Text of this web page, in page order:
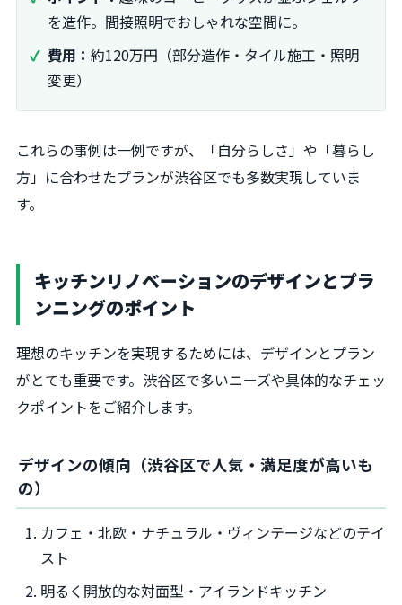
を造作。間接照明でおしゃれな空間に。
費用： 約120万円（部分造作・タイル施工・照明
変更）
これらの事例は一例ですが、「自分らしさ」や「暮らし
方」に合わせたプランが渋谷区でも多数実現していま
す。
キッチンリノベーションのデザインとプラ
ンニングのポイント
理想のキッチンを実現するためには、デザインとプラン
がとても重要です。渋谷区で多いニーズや具体的なチェッ
クポイントをご紹介します。
デザインの傾向（渋谷区で人気・満足度が高いも
の）
カフェ・北欧・ナチュラル・ヴィンテージなどのテイ
スト
明るく開放的な対面型・アイランドキッチン